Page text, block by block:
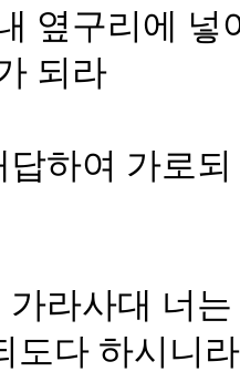
옆구리에
되라
답하여 가로
가라사대 너
도다 하시니라